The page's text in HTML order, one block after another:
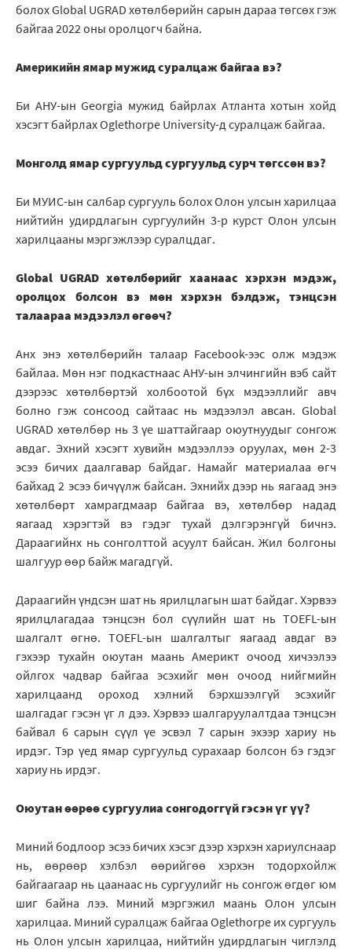
болох Global UGRAD хөтөлбөрийн сарын дараа төгсөх гэж
байгаа 2022 оны оролцогч байна.
Америкийн ямар мужид суралцаж байгаа вэ?
Би АНУ-ын Georgia мужид байрлах Атланта хотын хойд
хэсэгт байрлах Oglethorpe University-д суралцаж байгаа.
Монголд ямар сургуульд сургуульд сурч төгссөн вэ?
Би МУИС-ын салбар сургууль болох Олон улсын харилцаа
нийтийн удирдлагын сургуулийн 3-р курст Олон улсын
харилцааны мэргэжлээр суралцдаг.
Global UGRAD хөтөлбөрийг хаанаас хэрхэн мэдэж,
оролцох болсон вэ мөн хэрхэн бэлдэж, тэнцсэн
талаараа мэдээлэл өгөөч?
Анх энэ хөтөлбөрийн талаар Facebook-ээс олж мэдэж
байлаа. Мөн нэг подкастнаас АНУ-ын элчингийн вэб сайт
дээрээс хөтөлбөртэй холбоотой бүх мэдээллийг авч
болно гэж сонсоод сайтаас нь мэдээлэл авсан. Global
UGRAD хөтөлбөр нь 3 үе шаттайгаар оюутнуудыг сонгож
авдаг. Эхний хэсэгт хувийн мэдээллээ оруулах, мөн 2-3
эсээ бичих даалгавар байдаг. Намайг материалаа өгч
байхад 2 эсээ бичүүлж байсан. Эхнийх дээр нь яагаад энэ
хөтөлбөрт хамрагдмаар байгаа вэ, хөтөлбөр надад
яагаад хэрэгтэй вэ гэдэг тухай дэлгэрэнгүй бичнэ.
Дараагийнх нь сонголттой асуулт байсан. Жил болгоны
шалгуур өөр байж магадгүй.
Дараагийн үндсэн шат нь ярилцлагын шат байдаг. Хэрвээ
ярилцлагадаа тэнцсэн бол сүүлийн шат нь TOEFL-ын
шалгалт өгнө. TOEFL-ын шалгалтыг яагаад авдаг вэ
гэхээр тухайн оюутан маань Америкт очоод хичээлээ
ойлгох чадвар байгаа эсэхийг мөн очоод нийгмийн
харилцаанд ороход хэлний бэрхшээлгүй эсэхийг
шалгадаг гэсэн үг л дээ. Хэрвээ шалгаруулалтдаа тэнцсэн
байвал 6 сарын сүүл үе эсвэл 7 сарын эхээр хариу нь
ирдэг. Тэр үед ямар сургуульд сурахаар болсон бэ гэдэг
хариу нь ирдэг.
Оюутан өөрөө сургуулиа сонгодоггүй гэсэн үг үү?
Миний бодлоор эсээ бичих хэсэг дээр хэрхэн хариулснаар
нь, өөрөөр хэлбэл өөрийгөө хэрхэн тодорхойлж
байгаагаар нь цаанаас нь сургуулийг нь сонгож өгдөг юм
шиг байна лээ. Миний мэргэжил маань Олон улсын
харилцаа. Миний суралцаж байгаа Oglethorpe их сургууль
нь Олон улсын харилцаа, нийтийн удирдлагын чиглэлд